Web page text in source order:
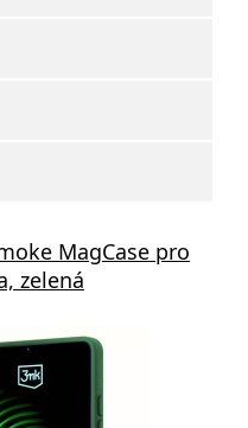
MagCase pro
zelená